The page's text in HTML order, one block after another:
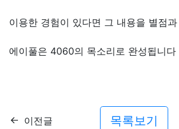
이용한 경험이 있다면 그 내용을 별점
에이풀은 4060의 목소리로 완성됩니다
이전글 목록보기